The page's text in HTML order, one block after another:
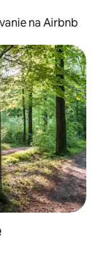
na Airbnb